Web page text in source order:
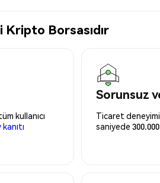
Kripto Borsasıdır
kullanıcı
Sorunsuz
Ticaret
saniyede